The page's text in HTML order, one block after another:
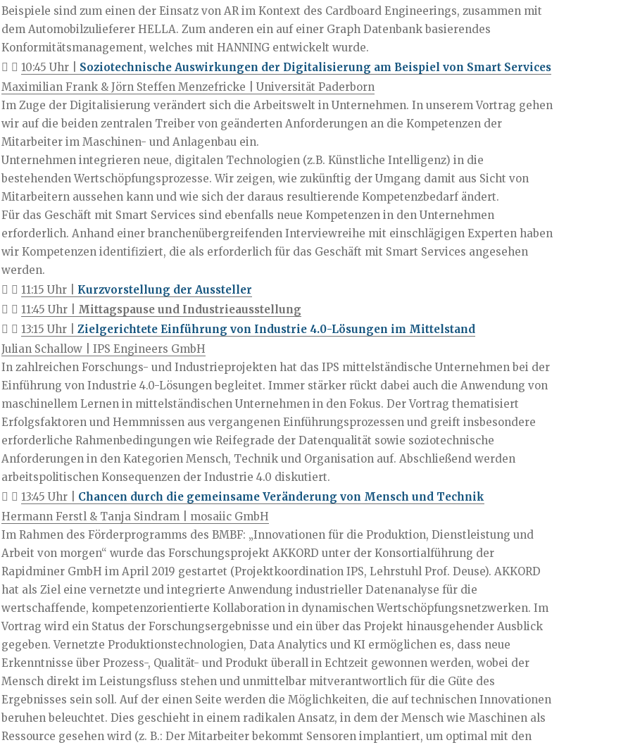
Beispiele sind zum einen der Einsatz von AR im Kontext des Cardboard Engineerings, zusammen mit
dem Automobilzulieferer HELLA. Zum anderen ein auf einer Graph Datenbank basierendes
Konformitätsmanagement, welches mit HANNING entwickelt wurde.
10:45 Uhr | Soziotechnische Auswirkungen der Digitalisierung am Beispiel von Smart Services
Maximilian Frank & Jörn Steffen Menzefricke | Universität Paderborn
Im Zuge der Digitalisierung verändert sich die Arbeitswelt in Unternehmen. In unserem Vortrag gehen
wir auf die beiden zentralen Treiber von geänderten Anforderungen an die Kompetenzen der
Mitarbeiter im Maschinen- und Anlagenbau ein.
Unternehmen integrieren neue, digitalen Technologien (z.B. Künstliche Intelligenz) in die
bestehenden Wertschöpfungsprozesse. Wir zeigen, wie zukünftig der Umgang damit aus Sicht von
Mitarbeitern aussehen kann und wie sich der daraus resultierende Kompetenzbedarf ändert.
Für das Geschäft mit Smart Services sind ebenfalls neue Kompetenzen in den Unternehmen
erforderlich. Anhand einer branchenübergreifenden Interviewreihe mit einschlägigen Experten haben
wir Kompetenzen identifiziert, die als erforderlich für das Geschäft mit Smart Services angesehen
werden.
11:15 Uhr | Kurzvorstellung der Aussteller
11:45 Uhr |
Mittagspause und Industrieausstellung
13:15 Uhr | Zielgerichtete Einführung von Industrie 4.0-Lösungen im Mittelstand
Julian Schallow | IPS Engineers GmbH
In zahlreichen Forschungs- und Industrieprojekten hat das IPS mittelständische Unternehmen bei der
Einführung von Industrie 4.0-Lösungen begleitet. Immer stärker rückt dabei auch die Anwendung von
maschinellem Lernen in mittelständischen Unternehmen in den Fokus. Der Vortrag thematisiert
Erfolgsfaktoren und Hemmnissen aus vergangenen Einführungsprozessen und greift insbesondere
erforderliche Rahmenbedingungen wie Reifegrade der Datenqualität sowie soziotechnische
Anforderungen in den Kategorien Mensch, Technik und Organisation auf. Abschließend werden
arbeitspolitischen Konsequenzen der Industrie 4.0 diskutiert.
13:45 Uhr | Chancen durch die gemeinsame Veränderung von Mensch und Technik
Hermann Ferstl & Tanja Sindram | mosaiic GmbH
Im Rahmen des Förderprogramms des BMBF: „Innovationen für die Produktion, Dienstleistung und
Arbeit von morgen“ wurde das Forschungsprojekt AKKORD unter der Konsortialführung der
Rapidminer GmbH im April 2019 gestartet (Projektkoordination IPS, Lehrstuhl Prof. Deuse). AKKORD
hat als Ziel eine vernetzte und integrierte Anwendung industrieller Datenanalyse für die
wertschaffende, kompetenzorientierte Kollaboration in dynamischen Wertschöpfungsnetzwerken. Im
Vortrag wird ein Status der Forschungsergebnisse und ein über das Projekt hinausgehender Ausblick
gegeben. Vernetzte Produktionstechnologien, Data Analytics und KI ermöglichen es, dass neue
Erkenntnisse über Prozess-, Qualität- und Produkt überall in Echtzeit gewonnen werden, wobei der
Mensch direkt im Leistungsfluss stehen und unmittelbar mitverantwortlich für die Güte des
Ergebnisses sein soll. Auf der einen Seite werden die Möglichkeiten, die auf technischen Innovationen
beruhen beleuchtet. Dies geschieht in einem radikalen Ansatz, in dem der Mensch wie Maschinen als
Ressource gesehen wird (z. B.: Der Mitarbeiter bekommt Sensoren implantiert, um optimal mit den